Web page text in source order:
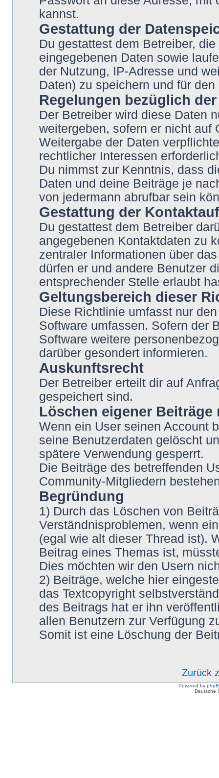
kannst.
Gestattung der
Du gestattest dem Betreiber,
eingegebenen Daten sowie
der Nutzung, IP-Adresse und
Daten) zu speichern und für
Regelungen bezüglich
Der Betreiber wird diese Daten
weitergeben, sofern er nicht auf
Weitergabe der Daten
rechtlicher Interessen
Du nimmst zur Kenntnis, dass
Daten und deine Beiträge je
von jedermann abrufbar sein
Gestattung der
Du gestattest dem Betreiber
angegebenen Kontaktdaten zu
zentraler Informationen über
dürfen er und andere Benutzer
entsprechender Stelle erlaubt
Geltungsbereich dieser
Diese Richtlinie umfasst nur
Software umfassen. Sofern der
Software weitere
darüber gesondert informieren.
Auskunftsrecht
Der Betreiber erteilt dir auf
gespeichert sind.
Löschen eigener
Wenn ein User seinen Account
seine Benutzerdaten gelöscht
spätere Verwendung gesperrt.
Die Beiträge des betreffenden
Community-Mitgliedern
Begründung
1) Durch das Löschen von
Verständnisproblemen, wenn
(egal wie alt dieser Thread ist).
Beitrag eines Themas ist,
Dies möchten wir den Usern
2) Beiträge, welche hier
das Textcopyright
des Beitrags hat er ihn
allen Benutzern zur Verfügung
Somit ist eine Löschung der
Zurück
Powered by
Deutsche